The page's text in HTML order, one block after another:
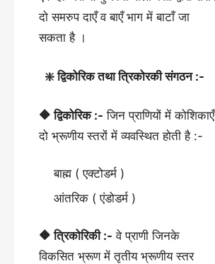
दो समरुप दाएँ व बाएँ भाग में बाटाँ जा
सकता है ।
❇️ द्विकोरिक तथा त्रिकोरकी संगठन :-
🔶 द्विकोरिक :- जिन प्राणियों में कोशिकाएँ
दो भ्रूणीय स्तरों में व्यवस्थित होती है :-
बाह्म ( एक्टोडर्म )
आंतरिक ( एंडोडर्म )
🔶 त्रिकोरिकी :- वे प्राणी जिनके
विकसित भ्रूण में तृतीय भ्रूणीय स्तर